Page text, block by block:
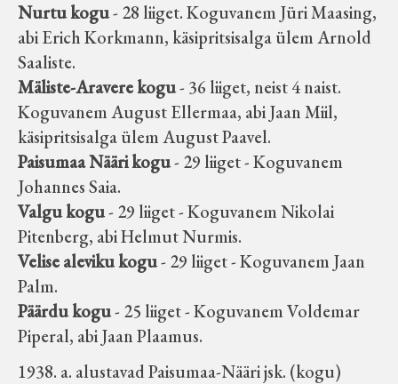
Nurtu kogu- 28 liiget. Koguvanem Jüri Maasing,
abi Erich Korkmann, käsipritsisalga ülem Arnold
Saaliste.
Mäliste-Aravere kogu- 36 liiget, neist 4 naist.
Koguvanem August Ellermaa, abi Jaan Miil,
käsipritsisalga ülem August Paavel.
Paisumaa Nääri kogu- 29 liiget - Koguvanem
Johannes Saia.
Valgu kogu- 29 liiget - Koguvanem Nikolai
Pitenberg, abi Helmut Nurmis.
Velise aleviku kogu- 29 liiget - Koguvanem Jaan
Palm.
Päärdu kogu- 25 liiget - Koguvanem Voldemar
Piperal, abi Jaan Plaamus.
1938. a. alustavad Paisumaa-Nääri jsk. (kogu)